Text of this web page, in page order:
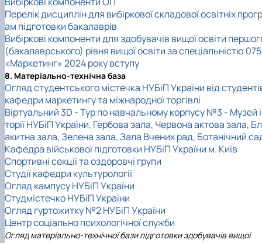
Перелік дисциплін для вибіркової складової освітніх прогр
ам підготовки бакалаврів
Вибіркові компоненти для здобувачів вищої освіти
(бакалаврського) рівня вищої освіти за спеціальністю 075
«Маркетинг» 2024 року вступу
8. Матеріально-технічна база
Огляд студентського містечка НУБіП України від
кафедри маркетингу та міжнародної торгівлі
Віртуальний 3D - Тур по навчальному корпусу №3 - Музей
торії НУБіП України, Гербова зала, Червона актова зала, Бл
акитна зала, Зелена зала, Зала Вчених рад, Ботанічний
Кафедра військової підготовки НУБіП України м. Київ
Спортивні секції та оздоровчі групи
Студії кафедри культурології
Огляд кампусу НУБіП України
Студмістечко НУБіП України
Огляд гуртожитку №2 НУБіП України
Центр соціально психологічної служби
Огляд матеріально-технічної бази підготовки здобувачів вищої